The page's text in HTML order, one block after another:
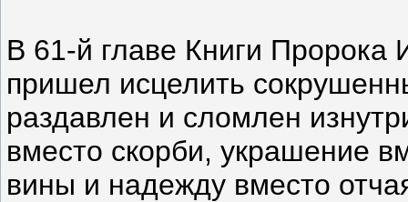
В 61-й главе Книги Пророка
пришел исцелить
раздавлен и сломлен
вместо скорби, украшение
вины и надежду вместо